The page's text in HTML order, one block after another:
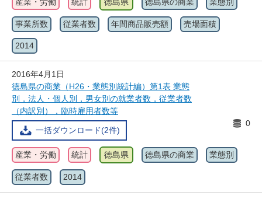
事業所数 従業者数 年間商品販売額 売場面積
2014
2016年4月1日
徳島県の商業（H26・業態別統計編）第1表 業態
別，法人・個人別，男女別の就業者数，従業者数
（内訳別），臨時雇用者数等
一括ダウンロード(2件)
0
産業・労働 統計 徳島県 徳島県の商業 業態別
従業者数 2014